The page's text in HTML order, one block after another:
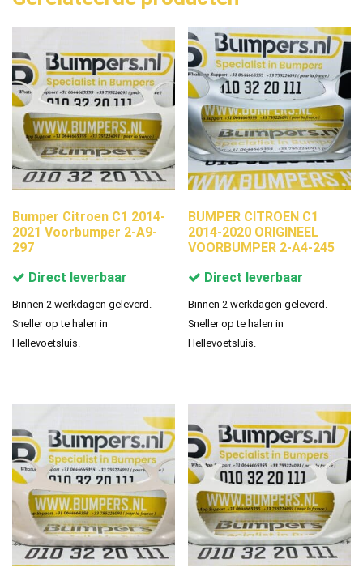
Bumper Citroen C1 2014-
2021 Voorbumper 2-A9-
297
Direct leverbaar
Binnen 2 werkdagen geleverd.
Sneller op te halen in
Hellevoetsluis.
BUMPER CITROEN C1
2014-2020 ORIGINEEL
VOORBUMPER 2-A4-245
Direct leverbaar
Binnen 2 werkdagen geleverd.
Sneller op te halen in
Hellevoetsluis.